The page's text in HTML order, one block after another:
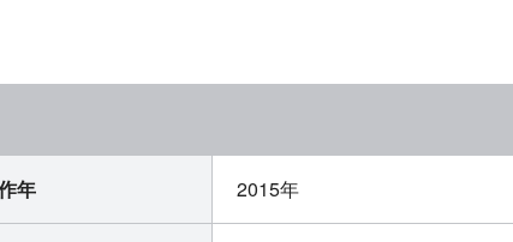
年 2015年